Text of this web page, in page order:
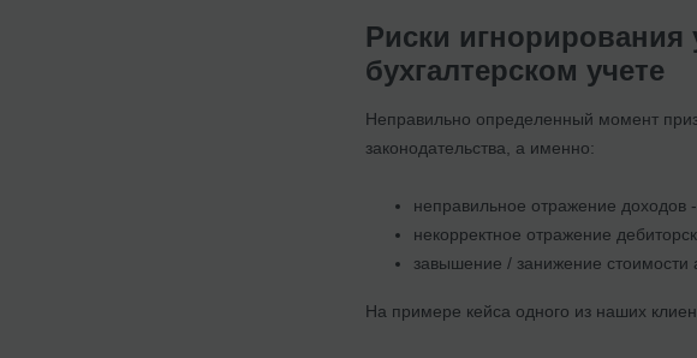
Риски
бухгалтерском учете
Неправильно определенный момент
законодательства, а именно:
неправильное отражение доходов
некорректное отражение
завышение / занижение стоимости
На примере кейса одного из наших